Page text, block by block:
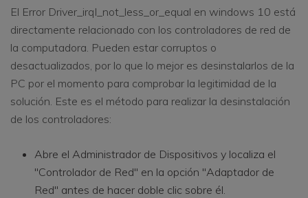
El Error Driver_irql_not_less_or_equal en windows 10 está
directamente relacionado con los controladores de red de
la computadora. Pueden estar corruptos o
desactualizados, por lo que lo mejor es desinstalarlos de la
PC por el momento para comprobar la legitimidad de la
solución. Este es el método para realizar la desinstalación
de los controladores:
Abre el Administrador de Dispositivos y localiza el
"Controlador de Red" en la opción "Adaptador de
Red" antes de hacer doble clic sobre él.